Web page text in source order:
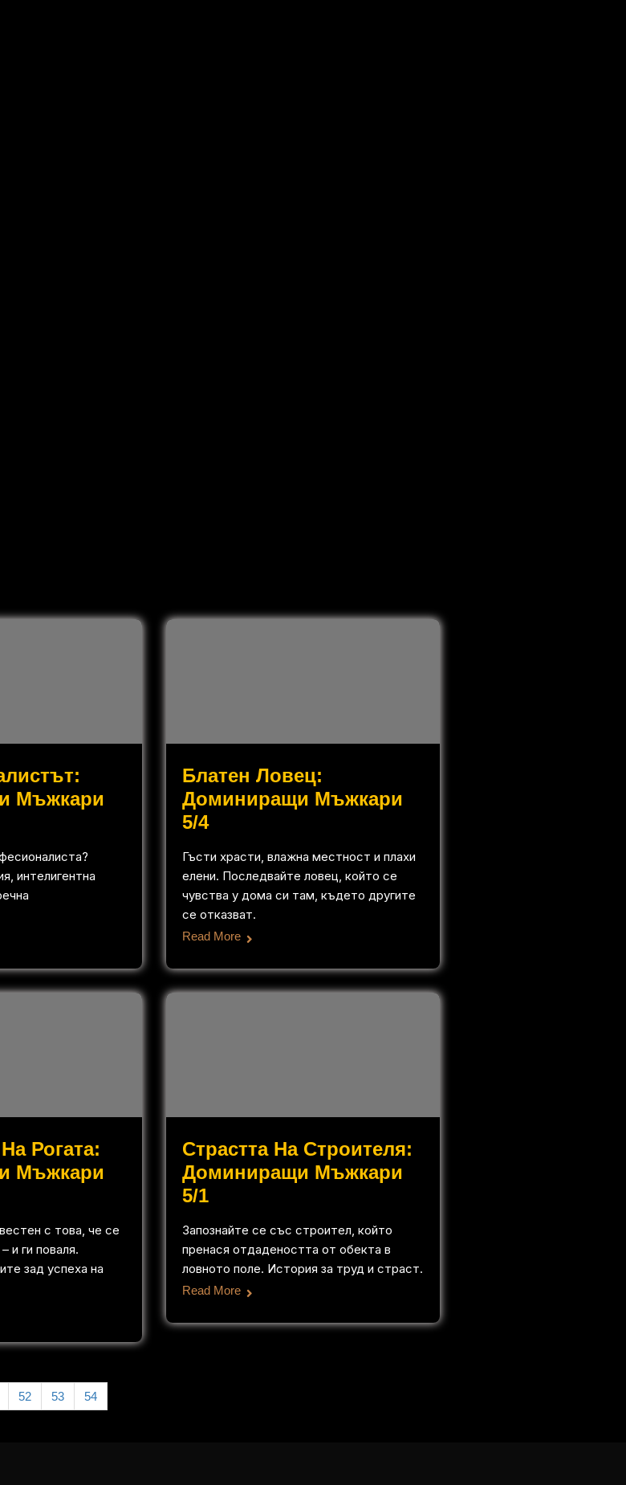
Мъжкари
интелигентна
Блатен Ловец:
Доминиращи Мъжкари
5/4
Гъсти храсти, влажна местност и плахи
елени. Последвайте ловец, който се
чувства у дома си там, където другите
се отказват.
Read More
Рогата:
Мъжкари
с това, че се
и ги поваля.
зад успеха на
Страстта На Строителя:
Доминиращи Мъжкари
5/1
Запознайте се със строител, който
пренася отдадеността от обекта в
ловното поле. История за труд и страст.
Read More
52 53 54